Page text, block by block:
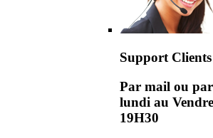
Support Clients
Par mail ou
lundi au
19H30